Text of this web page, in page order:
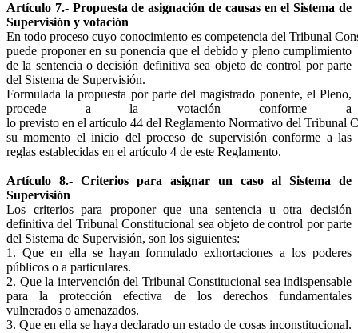
Artículo 7.- Propuesta de asignación de causas en el Sistema de
Supervisión y votación
En todo proceso cuyo conocimiento es competencia del Tribunal
puede proponer en su ponencia que el debido y pleno cumplimiento
de la sentencia o decisión definitiva sea objeto de control por parte
del Sistema de Supervisión.
Formulada la propuesta por parte del magistrado ponente, el Pleno,
procede a la votación conforme a
lo previsto en el artículo 44 del Reglamento Normativo del Tribunal
su momento el inicio del proceso de supervisión conforme a las
reglas establecidas en el artículo 4 de este Reglamento.
Artículo 8.- Criterios para asignar un caso al Sistema de
Supervisión
Los criterios para proponer que una sentencia u otra decisión
definitiva del Tribunal Constitucional sea objeto de control por parte
del Sistema de Supervisión, son los siguientes:
1. Que en ella se hayan formulado exhortaciones a los poderes
públicos o a particulares.
2. Que la intervención del Tribunal Constitucional sea indispensable
para la protección efectiva de los derechos fundamentales
vulnerados o amenazados.
3. Que en ella se haya declarado un estado de cosas inconstitucional.